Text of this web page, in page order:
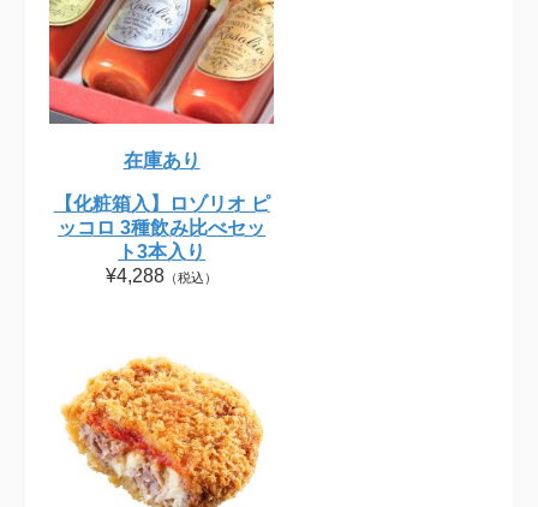
在庫あり
【化粧箱入】ロゾリオ ピ
ッコロ 3種飲み比べセッ
ト3本入り
¥4,288 （税込）